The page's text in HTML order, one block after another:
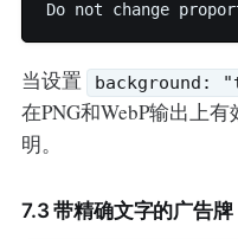
当设置 background:
在PNG和WebP输出上
明。
7.3 带精确文字的广告牌